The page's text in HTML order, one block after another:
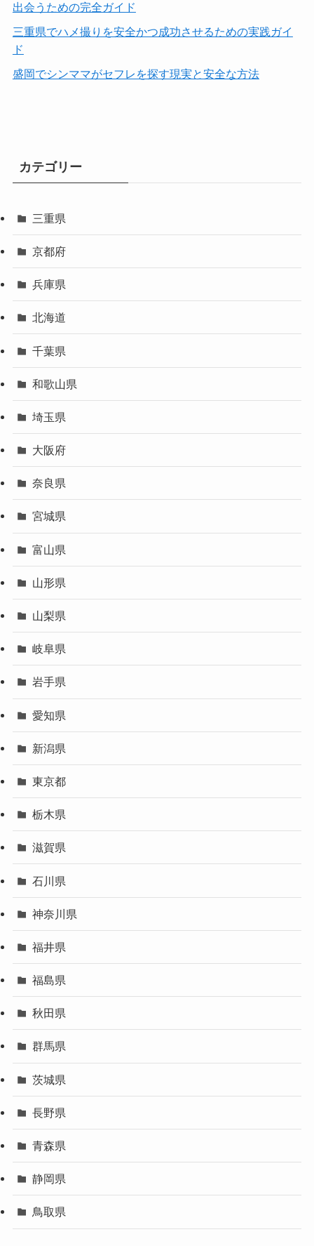
出会うための完全ガイド
三重県でハメ撮りを安全かつ成功させるための実践ガイ
ド
盛岡でシンママがセフレを探す現実と安全な方法
カテゴリー
三重県
京都府
兵庫県
北海道
千葉県
和歌山県
埼玉県
大阪府
奈良県
宮城県
富山県
山形県
山梨県
岐阜県
岩手県
愛知県
新潟県
東京都
栃木県
滋賀県
石川県
神奈川県
福井県
福島県
秋田県
群馬県
茨城県
長野県
青森県
静岡県
鳥取県